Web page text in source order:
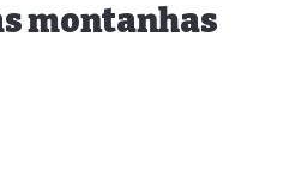
montanhas